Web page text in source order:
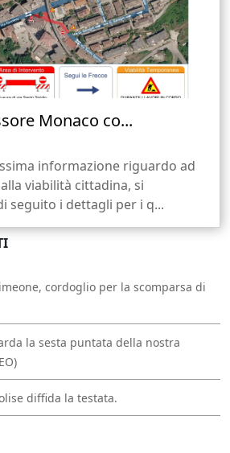
Monaco co...
informazione riguardo ad
viabilità cittadina, si
seguito i dettagli per i q...
cordoglio per la scomparsa di
la sesta puntata della nostra
diffida la testata.